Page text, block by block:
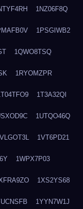
1NZ06F8Q
1PSGIWB2
1QWO8TSQ
1RYOMZPR
1T3A32QI
1UTQO46Q
1VT6PD21
1WPX7P03
1XS2YS68
1YYN7W1J